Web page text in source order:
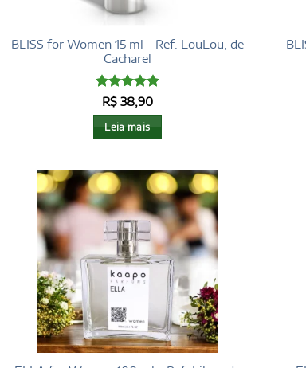
BLISS for Women 15 ml – Ref. LouLou, de
Cacharel
Avaliação5
R$38,90
Leia mais